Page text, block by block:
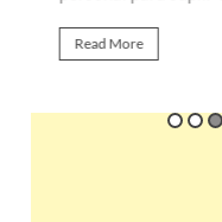
Read More